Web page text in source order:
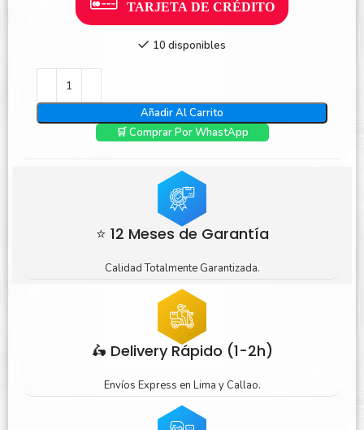
10 disponibles
Añadir Al Carrito
🛒 Comprar Por WhastApp
⭐ 12 Meses de Garantía
Calidad Totalmente Garantizada.
🛵 Delivery Rápido (1-2h)
Envíos Express en Lima y Callao.